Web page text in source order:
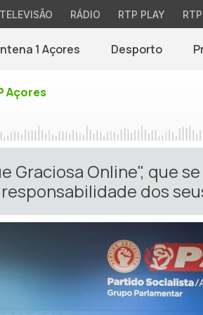
TELEVISÃO RÁDIO RTP PLAY
1 Açores Desporto
Açores
Graciosa Online", que
dos